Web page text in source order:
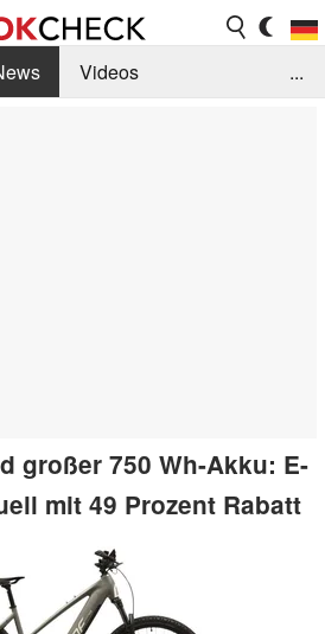
Videos
...
großer 750 Wh-Akku: E-
mit 49 Prozent Rabatt